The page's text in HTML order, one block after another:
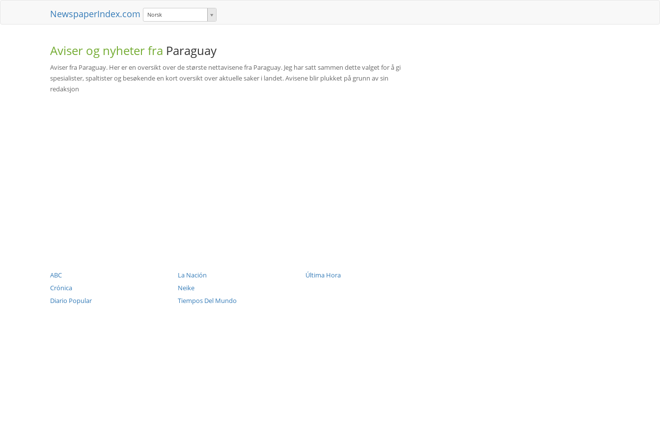
NewspaperIndex.com Norsk
Aviser og nyheter fra Paraguay
Aviser fra Paraguay. Her er en oversikt over de største nettavisene fra Paraguay. Jeg har satt sammen dette valget for å gi
spesialister, spaltister og besøkende en kort oversikt over aktuelle saker i landet. Avisene blir plukket på grunn av sin
redaksjon
ABC
Crónica
Diario Popular
La Nación
Neike
Tiempos Del Mundo
Última Hora